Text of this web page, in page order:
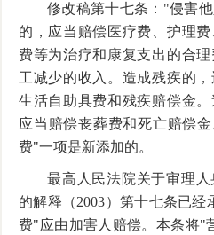
修改稿第十七条："侵害
的，应当赔偿医疗费、护理
费等为治疗和康复支出的合
工减少的收入。造成残疾的
生活自助具费和残疾赔偿金
应当赔偿丧葬费和死亡赔偿
费"一项是新添加的。
最高人民法院关于审理
的解释（2003）第十七条已经
费"应由加害人赔偿。本条将"